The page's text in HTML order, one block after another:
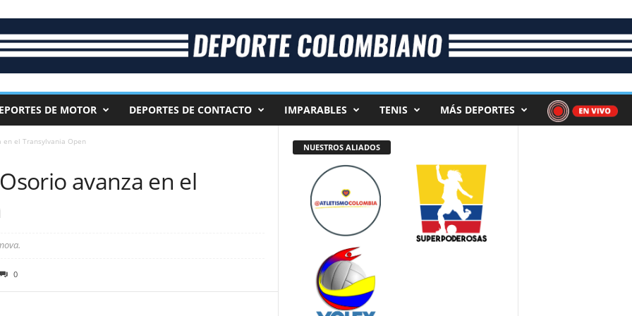
DE MOTOR DEPORTES DE CONTACTO IMPARABLES TENIS MÁS DEPORTES
en el Transylvania Open
avanza en el
0
NUESTROS ALIADOS